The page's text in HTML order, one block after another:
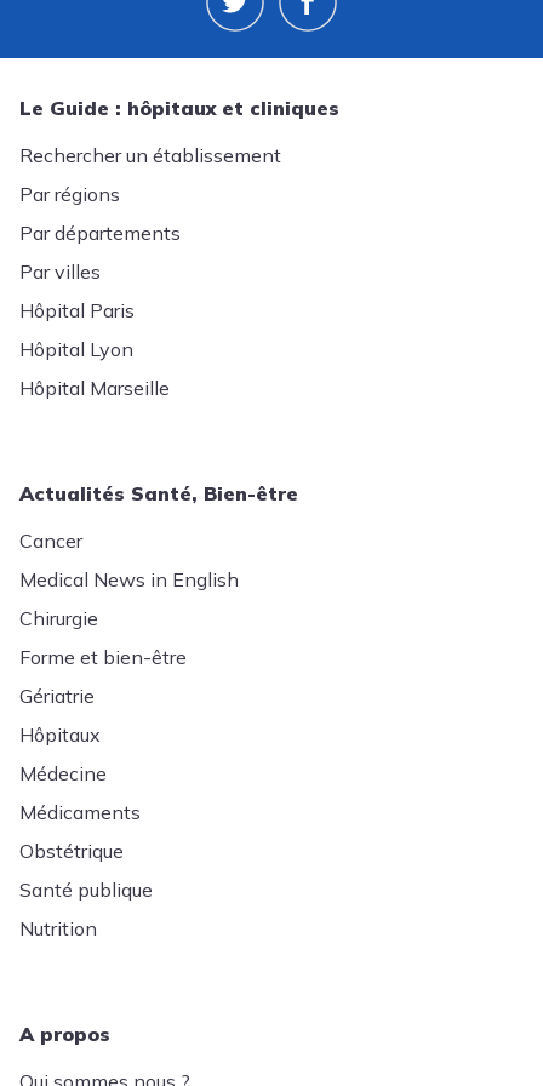
nouveau-né, à l’aide de sa connexion avec un
Broca : Broca, La Collégiale ; et L’Hôtel-Dieu).
En effet, grâce à la proximité avec le Groupe
Hospitalo-Universitaire de l’AP-HP Centre-
Université de Paris, et aux spécialités, les
patients de l’Hôpital Hôtel-Dieu disposent des
disciplines hospitalo-universitaires performantes.
Le plateau technique s’appuie sur un service
résonance magnétique) et le Scanner
(tomodensimètre) - et de biologie moderne, mais
Le Guide : hôpitaux et cliniques
Rechercher un établissement
Par régions
Par départements
Par villes
Hôpital Paris
Hôpital Lyon
Hôpital Marseille
Actualités Santé, Bien-être
Cancer
Medical News in English
Chirurgie
Forme et bien-être
Gériatrie
Hôpitaux
Médecine
Médicaments
Obstétrique
Santé publique
Nutrition
A propos
Qui sommes nous ?